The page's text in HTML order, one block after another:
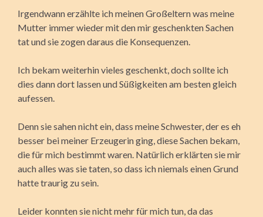
Irgendwann erzählte ich meinen Großeltern was meine
Mutter immer wieder mit den mir geschenkten Sachen
tat und sie zogen daraus die Konsequenzen.
Ich bekam weiterhin vieles geschenkt, doch sollte ich
dies dann dort lassen und Süßigkeiten am besten gleich
aufessen.
Denn sie sahen nicht ein, dass meine Schwester, der es eh
besser bei meiner Erzeugerin ging, diese Sachen bekam,
die für mich bestimmt waren. Natürlich erklärten sie mir
auch alles was sie taten, so dass ich niemals einen Grund
hatte traurig zu sein.
Leider konnten sie nicht mehr für mich tun, da das